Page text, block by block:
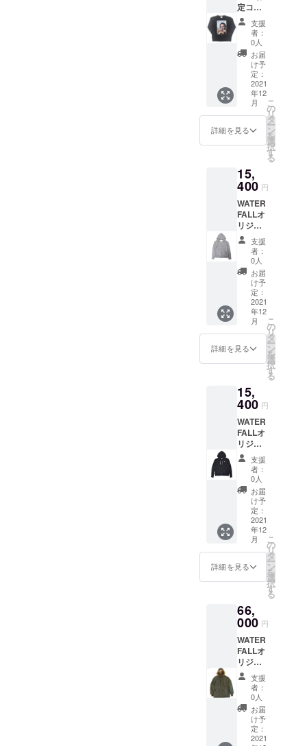
・袖
丈
61.5cm
・袖
口幅
11cm
【品質
表示】
・綿
100%
・手洗
い可
造。 完
全日本
企画・
日本
製。
MADE
JAPAN
サイ
ズ】 ・
着丈
70cm
・身幅
・肩
幅
43cm
・裾幅
49.5cm
・袖
丈
61.5cm
・袖
口幅
11cm
【品質
表示】
・綿
100%
・手洗
い可
プリン
ト商品
になり
ます。
前面に
「JAC
PASTO
RIUS」
の写真
カラー
プリン
ナー。
み数々
の名盤
を輩出
し続け
たトラ
ンペッ
ターの
貴重な
ワン
シーン
取った
他では
商品で
す。
ジャズ
フェス
から
JAZZラ
イブ観
賞まで
ファッ
ション&
音楽好
きな方
には必
ず手に
して頂
他国で
は買う
い希少
性の高
いコラ
ボアイ
テムで
す。 ※
こちら
の商品
はボル
ドース
ウェッ
トへの
プリン
ト商品
になり
※まさに
マイル
クール
な一面
を切り
取った
写真を
使用。
ス
ウェッ
トと共
にマイ
ルスの
偉大な
音楽変
ルス・
デイビ
ス」の
フォト
ス
ウェッ
ト。
ジャズ
だけで
なく、
ロック/
ファン
プなど
あらゆ
ンルを
呑み込
み数々
の名盤
を輩出
し続け
たトラ
ンペッ
ターの
貴重な
ワン
シーン
取った
他では
商品で
す。
ジャズ
フェス
から
JAZZラ
イブ観
賞まで
ファッ
ション&
音楽好
きな方
には必
ず手に
して頂
他国で
は買う
い希少
性の高
いコラ
ボアイ
テムで
す。 ※
こちら
の商品
はブ
ラック
ウェッ
2019
年、最
も話題
を集め
たジャ
ズアー
ティス
ト（映
画やラ
イブ新
譜発売
など）
もな
く、演
奏時の
貴重な
写真は
他では
手に入
らない
商品で
す。ク
ラシッ
ク・ピ
アノ・
コン
サート
から
JAZZラ
ション&
音楽好
には必
ず手に
して頂
きたい
他国で
は買う
ことが
できな
い希少
性の高
いコラ
ボ商品
※こちら
の商品
トへの
プリン
ト商品
になり
ます。
前面に
「BILL
EVANS
」の写
真をフ
ルカ
ラープ
定コラ
ボス
ウェッ
ト。
ジャズ
写真
家・内
山繁氏
が撮影
した天
才ピア
ニスト
「ビ
ル・エ
ス」の
フォト
ウェッ
ト。一
昨年の
2019
年、最
も話題
を集め
たジャ
ズアー
ティス
ト（映
画やラ
イブ新
譜発売
など）
もな
く、演
奏時の
貴重な
写真は
他では
手に入
らない
商品で
す。ク
ラシッ
ク・ピ
アノ・
コン
サート
から
JAZZラ
ション&
音楽好
には必
ず手に
して頂
きたい
他国で
は買う
ことが
できな
い希少
性の高
支援
者：
0人
お届
け予
定：
2021
年12
月
詳細を見る
こ
の
リ
タ
ー
ン
を
選
択
す
る
15,
400 円
WATER
FALLオ
リジナ
ル商
品。フ
ジロッ
クなど
山で
キャン
プを張
る夏
フェス
では冷
え込み
対策に
人気の
バック
プリン
トには
「I GOT
THE
SOUL（
魂を得
た）」
という
強い
メッ
セージ
を配
置。
「CIRC
US（楽
しさの
せ「楽
しさか
ら魂を
得る」
ことの
重要性
を発
信。 国
産生地
の「綿
裏毛ス
ウェッ
ト」は
支援
者：
0人
お届
け予
定：
2021
年12
月
詳細を見る
こ
の
リ
タ
ー
ン
を
選
択
す
る
15,
400 円
WATER
FALLオ
リジナ
ル商
品。フ
ジロッ
クなど
山で
キャン
プを張
る夏
フェス
では冷
え込み
対策に
人気の
バック
プリン
トには
「I GOT
THE
SOUL（
魂を得
た）」
という
強い
メッ
セージ
を配
支援
者：
0人
お届
け予
定：
2021
年12
月
詳細を見る
こ
の
リ
タ
ー
ン
を
選
択
す
る
66,
000 円
WATER
FALLオ
リジナ
ル商
品。防
寒性に
優れ、
冬場の
ライブ
会場ま
支援
者：
0人
お届
け予
定：
2021